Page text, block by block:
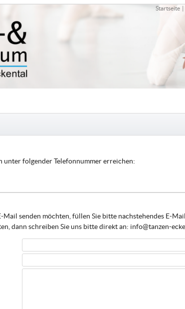
Startseite |
unter folgender Telefonnummer erreichen:
Mail senden möchten, füllen Sie bitte nachstehendes E-
dann schreiben Sie uns bitte direkt an: info@tanzen-